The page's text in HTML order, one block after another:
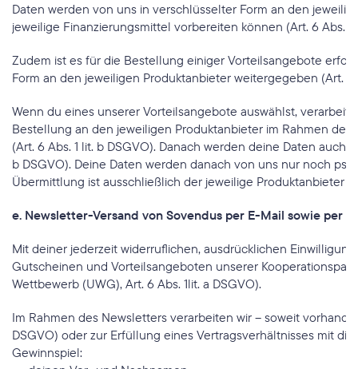
Daten werden von uns in verschlüsselter Form an den
jeweilige Finanzierungsmittel vorbereiten können (Art. 6 Abs. 1
Zudem ist es für die Bestellung einiger Vorteilsangebote
Form an den jeweiligen Produktanbieter weitergegeben (Art. 6
Wenn du eines unserer Vorteilsangebote auswählst,
Bestellung an den jeweiligen Produktanbieter im Rahmen
(Art. 6 Abs. 1 lit. b DSGVO). Danach werden deine Daten
b DSGVO). Deine Daten werden danach von uns nur noch
Übermittlung ist ausschließlich der jeweilige Produktanbieter
e. Newsletter-Versand von Sovendus per E-Mail sowie per
Mit deiner jederzeit widerruflichen, ausdrücklichen
Gutscheinen und Vorteilsangeboten unserer
Wettbewerb (UWG), Art. 6 Abs. 1lit. a DSGVO).
Im Rahmen des Newsletters verarbeiten wir – soweit
DSGVO) oder zur Erfüllung eines Vertragsverhältnisses mit
Gewinnspiel: